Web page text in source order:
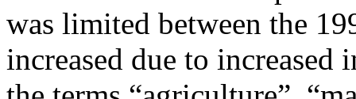
was limited between the
increased due to